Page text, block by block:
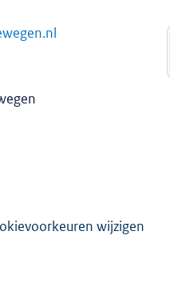
wijzigen